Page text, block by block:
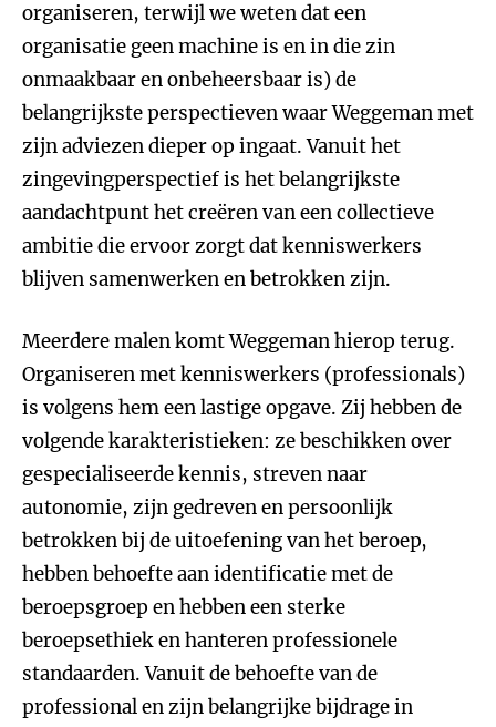
organiseren, terwijl we weten dat een
organisatie geen machine is en in die zin
onmaakbaar en onbeheersbaar is) de
belangrijkste perspectieven waar Weggeman met
zijn adviezen dieper op ingaat. Vanuit het
zingevingperspectief is het belangrijkste
aandachtpunt het creëren van een collectieve
ambitie die ervoor zorgt dat kenniswerkers
blijven samenwerken en betrokken zijn.
Meerdere malen komt Weggeman hierop terug.
Organiseren met kenniswerkers (professionals)
is volgens hem een lastige opgave. Zij hebben de
volgende karakteristieken: ze beschikken over
gespecialiseerde kennis, streven naar
autonomie, zijn gedreven en persoonlijk
betrokken bij de uitoefening van het beroep,
hebben behoefte aan identificatie met de
beroepsgroep en hebben een sterke
beroepsethiek en hanteren professionele
standaarden. Vanuit de behoefte van de
professional en zijn belangrijke bijdrage in